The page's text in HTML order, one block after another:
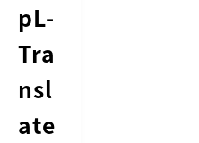
pL-
Tra
nsl
ate